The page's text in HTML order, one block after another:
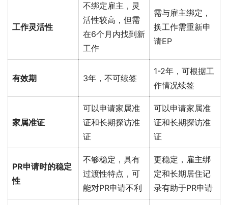
工作灵活性
不绑定雇主，灵
活性较高，但需
在6个月内找到新
工作
需与雇主绑定，
换工作需重新申
请EP
有效期 3年，不可续签
1-2年，可根据工
作情况续签
家属准证
可以申请家属准
证和长期探访准
证
可以申请家属准
证和长期探访准
证
PR申请时的稳定
性
不够稳定，具有
过渡性特点，可
能对PR申请不利
更稳定，雇主绑
定和长期居住记
录有助于PR申请